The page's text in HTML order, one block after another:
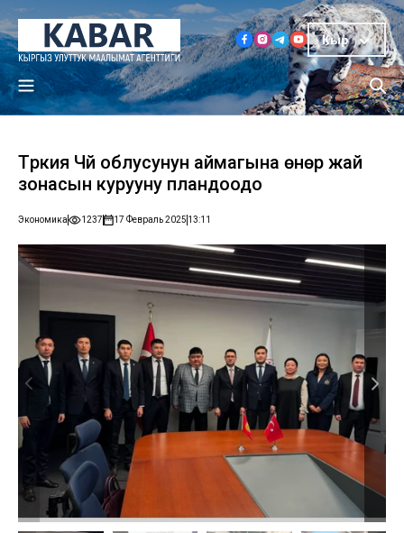
Кыр
Түркия Чүй облусунун аймагына өнөр жай
зонасын курууну пландоодо
Экономика 1237 17 Февраль 2025 13:11